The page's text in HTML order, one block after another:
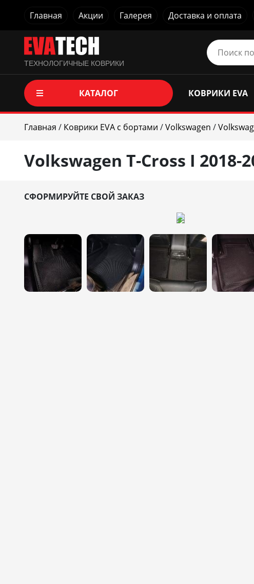
Главная Акции Галерея Доставка и оплата
ТЕХНОЛОГИЧНЫЕ КОВРИКИ
КАТАЛОГ КОВРИКИ EVA
Главная / Коврики EVA c бортами /Volkswagen /
Volkswagen T-Cross I 2018-
СФОРМИРУЙТЕ СВОЙ ЗАКАЗ